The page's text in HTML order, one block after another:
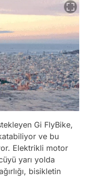
Gi FlyBike,
ve bu
Elektrikli motor
yarı yolda
bisikletin